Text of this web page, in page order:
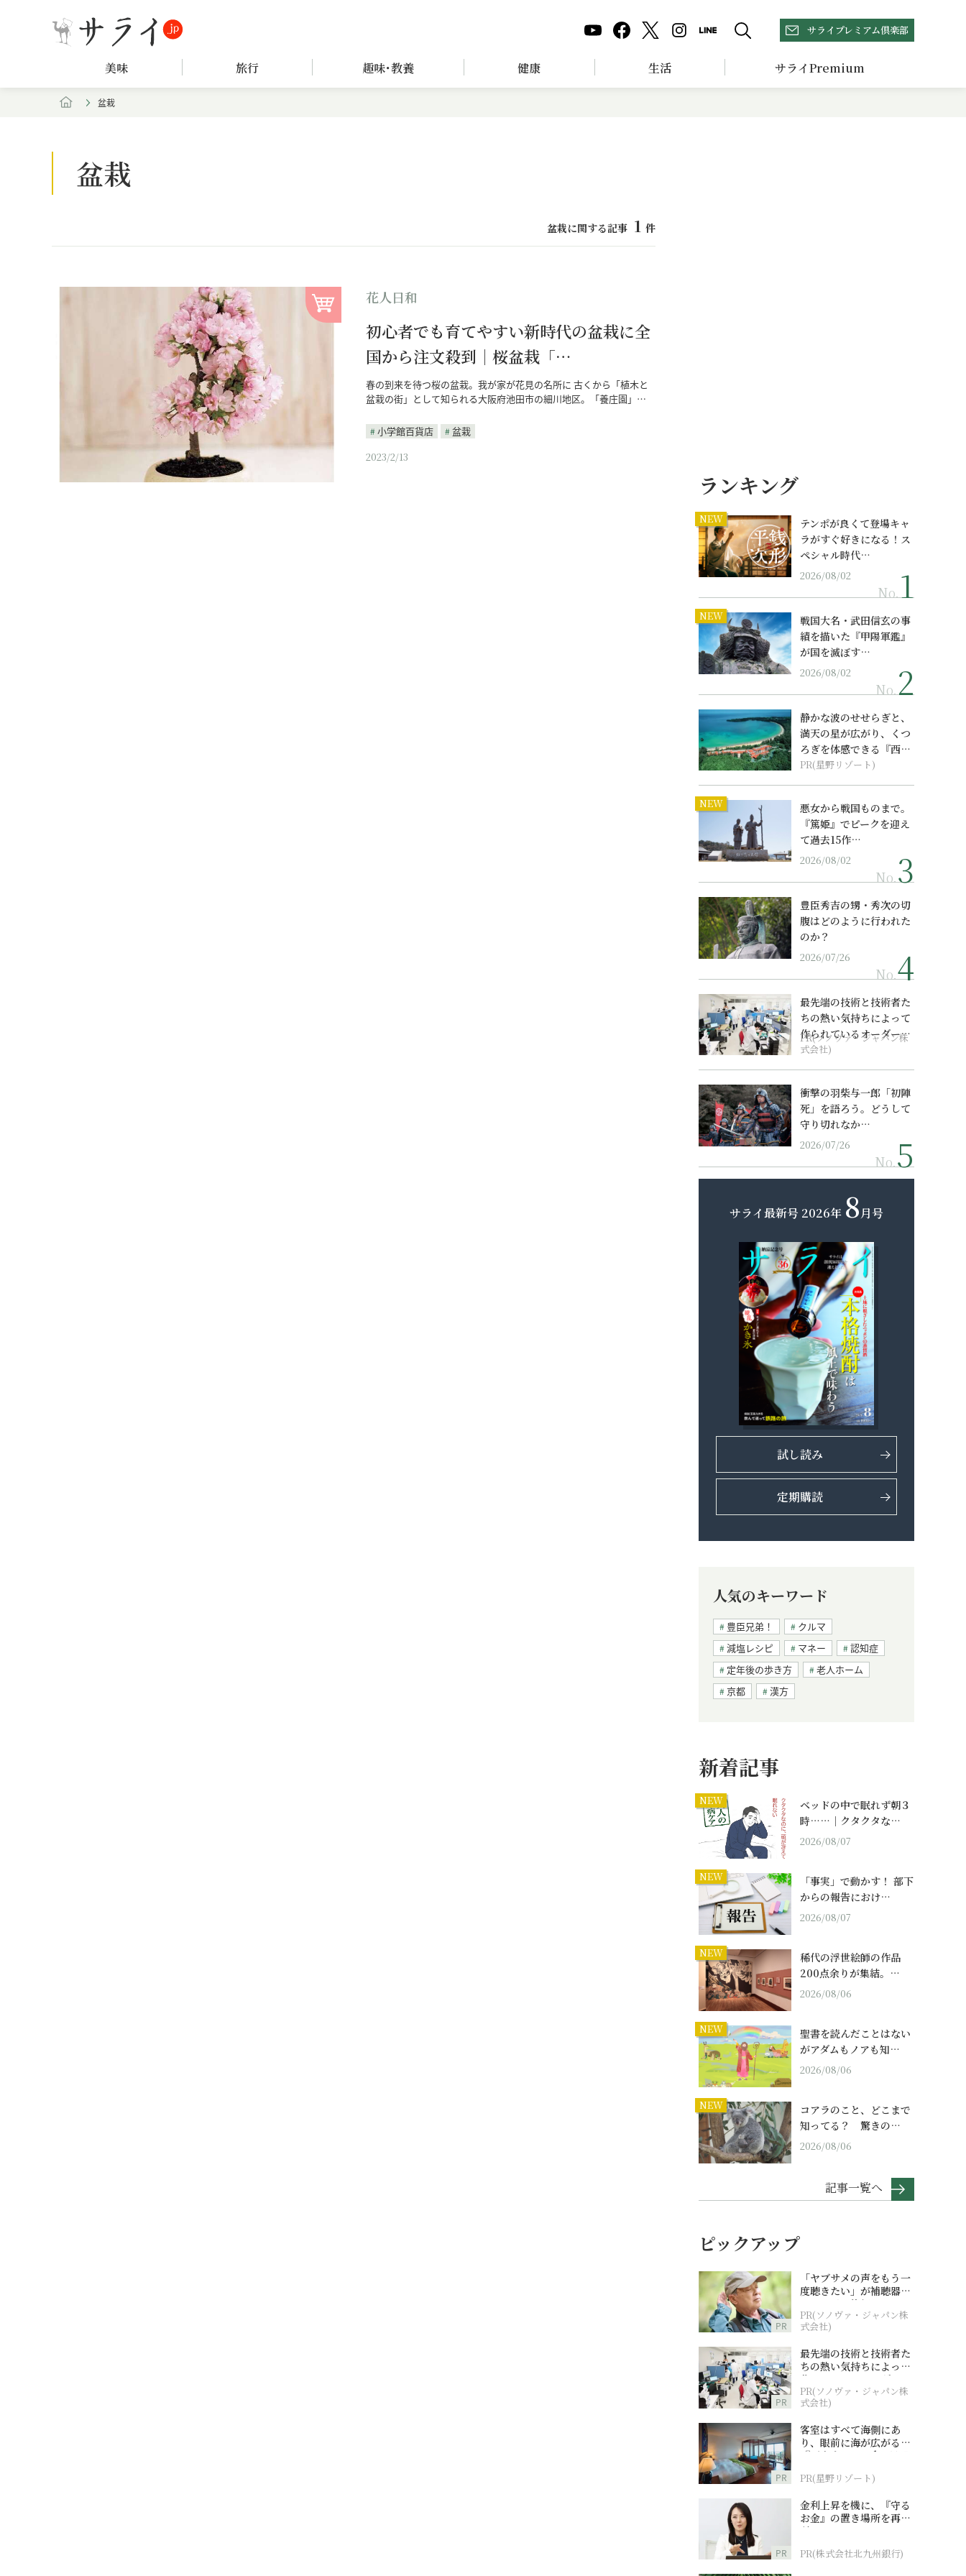
サライプレミアム倶楽部
美味 旅行 趣味･教養 健康 生活 サライPremium
盆栽
盆栽
盆栽に関する記事 1 件
花人日和
初心者でも育てやすい新時代の盆栽に全
国から注文殺到｜桜盆栽「…
春の到来を待つ桜の盆栽。我が家が花見の名所に 古くから「植木と
盆栽の街」として知られる大阪府池田市の細川地区。「養庄園」…
小学館百貨店
盆栽
2023/2/13
ランキング
NEW
テンポが良くて登場キャ
ラがすぐ好きになる！ス
ペシャル時代…
2026/08/02
No.
NEW
戦国大名・武田信玄の事
績を描いた『甲陽軍鑑』
が国を滅ぼす…
2026/08/02
No.
静かな波のせせらぎと、
満天の星が広がり、くつ
ろぎを体感できる『西表
島ホテル by...
PR(星野リゾート)
NEW
悪女から戦国ものまで。
『篤姫』でピークを迎え
て過去15作…
2026/08/02
No.
豊臣秀吉の甥・秀次の切
腹はどのように行われた
のか？
2026/07/26
No.
最先端の技術と技術者た
ちの熱い気持ちによって
作られているオーダーメ
イド補聴器
PR(ソノヴァ・ジャパン株
式会社)
衝撃の羽柴与一郎「初陣
死」を語ろう。どうして
守り切れなか…
2026/07/26
No.
サライ最新号 2026年 8月号
試し読み
定期購読
人気のキーワード
豊臣兄弟！
クルマ
減塩レシピ
マネー
認知症
定年後の歩き方
老人ホーム
京都
漢方
新着記事
NEW
ベッドの中で眠れず朝３
時……｜クタクタな…
2026/08/07
NEW
「事実」で動かす！ 部下
からの報告におけ…
2026/08/07
NEW
稀代の浮世絵師の作品
200点余りが集結。…
2026/08/06
NEW
聖書を読んだことはない
がアダムもノアも知…
2026/08/06
NEW
コアラのこと、どこまで
知ってる？ 驚きの…
2026/08/06
記事一覧へ
ピックアップ
PR
「ヤブサメの声をもう一
度聴きたい」が補聴器チ
ャレンジの後押しに
PR(ソノヴァ・ジャパン株
式会社)
PR
最先端の技術と技術者た
ちの熱い気持ちによって
作られているオーダーメ
イド補聴器
PR(ソノヴァ・ジャパン株
式会社)
PR
客室はすべて海側にあ
り、眼前に海が広がる
『西表島ホテル by 星野
PR(星野リゾート)
PR
金利上昇を機に、『守る
お金』の置き場所を再検
討
PR(株式会社北九州銀行)